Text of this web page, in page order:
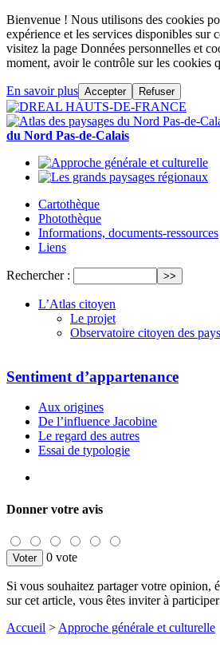
Bienvenue ! Nous utilisons des cookies
expérience et les services disponibles sur
visitez la page Données personnelles et
moment, avoir le contrôle sur les cookies
En savoir plus Accepter Refuser
du Nord Pas-de-Calais
Cartothèque
Photothèque
Informations, documents-ressources
Liens
Rechercher :
L’Atlas citoyen
Le projet
Observatoire citoyen des
Sentiment d’appartenance
Aux origines
De l’influence Jacobine
Le regard des autres
Essai de typologie
Donner votre avis
0 vote
Si vous souhaitez partager votre opinion,
sur cet article, vous êtes inviter à
Accueil > Approche générale et culturelle